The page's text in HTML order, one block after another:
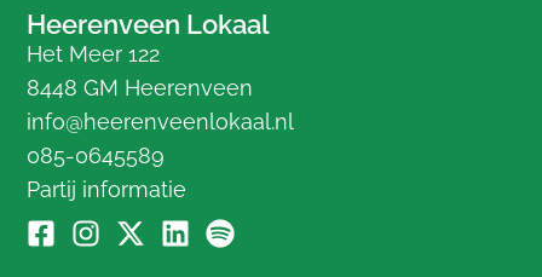
Heerenveen Lokaal
Het Meer 122
8448 GM Heerenveen
info@heerenveenlokaal.nl
085-0645589
Partij informatie